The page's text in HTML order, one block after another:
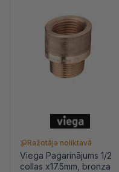
Ražotāja noliktavā
Viega Pagarinājums 1/2
collas x17.5mm, bronza